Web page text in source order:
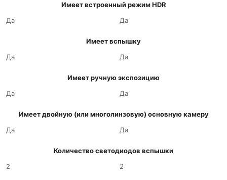
Имеет встроенный режим HDR
Да
Да
Имеет вспышку
Да
Да
Имеет ручную экспозицию
Да
Да
Имеет двойную (или многолинзовую) основную камеру
Да
Да
Количество светодиодов вспышки
2
2